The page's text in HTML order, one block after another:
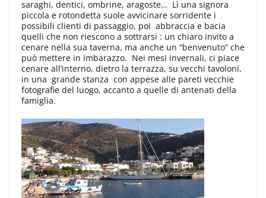
saraghi, dentici, ombrine, aragoste… Lì una signora
piccola e rotondetta suole avvicinare sorridente i
possibili clienti di passaggio, poi abbraccia e bacia
quelli che non riescono a sottrarsi : un chiaro invito a
cenare nella sua taverna, ma anche un “benvenuto” che
può mettere in imbarazzo. Nei mesi invernali, ci piace
cenare all’interno, dietro la terrazza, su vecchi tavoloni,
in una grande stanza con appese alle pareti vecchie
fotografie del luogo, accanto a quelle di antenati della
famiglia.